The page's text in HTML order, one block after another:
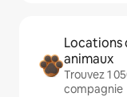
Locations
animaux
Trouvez 1
compagnie